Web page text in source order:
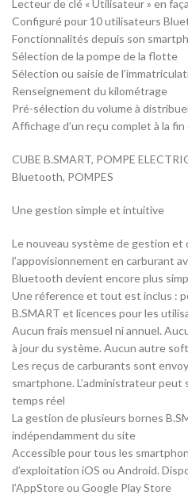
Lecteur de clé « Utilisateur » en
Configuré pour 10 utilisateurs
Fonctionnalités depuis son
Sélection de la pompe de la flotte
Sélection ou saisie de
Renseignement du kilométrage
Pré-sélection du volume à
Affichage d’un reçu complet à la
CUBE B.SMART, POMPE
Bluetooth, POMPES
Une gestion simple et intuitive
Le nouveau système de gestion et
l’appovisionnement en carburant
Bluetooth devient encore plus
Une réference et tout est inclus :
B.SMART et licences pour les
Aucun frais mensuel ni annuel.
à jour du système. Aucun autre
Les reçus de carburants sont
smartphone. L’administrateur
temps réel
La gestion de plusieurs bornes
indépendamment du site
Accessible pour tous les
d’exploitation iOS ou Android.
l’AppStore ou Google Play Store